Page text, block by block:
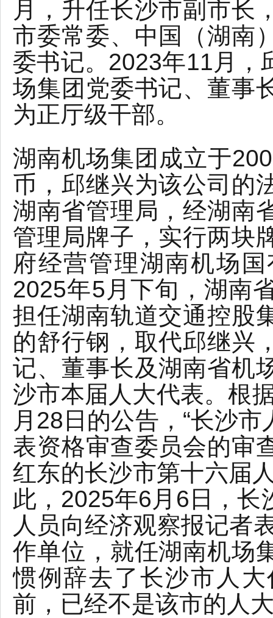
月，升任长沙市副市长
市委常委、中国（湖南
委书记。2023年11月，
场集团党委书记、董事
为正厅级干部。
湖南机场集团成立于
币，邱继兴为该公司的
湖南省管理局，经湖南
管理局牌子，实行两块
府经营管理湖南机场
2025年5月下旬，湖南
担任湖南轨道交通控股
的舒行钢，取代邱继兴
记、董事长及湖南省机
沙市本届人大代表。根
月28日的公告，“长沙
表资格审查委员会的审
红东的长沙市第十六届
此，2025年6月6日，长
人员向经济观察报记者
作单位，就任湖南机场
惯例辞去了长沙市人
前，已经不是该市的人